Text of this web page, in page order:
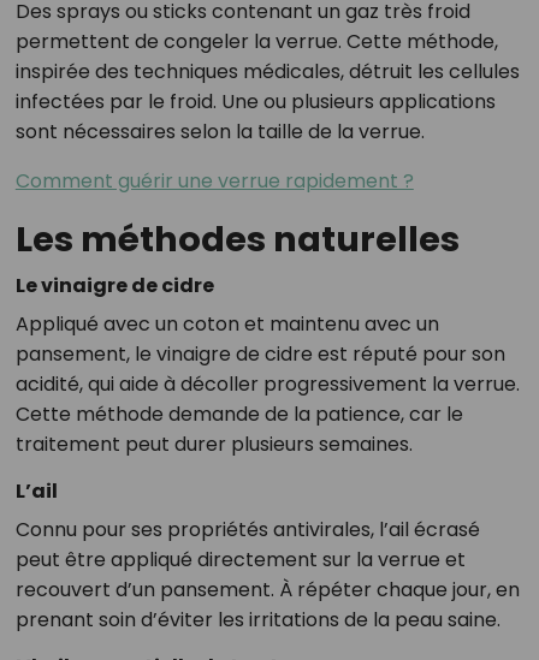
Des sprays ou sticks contenant un gaz très froid
permettent de congeler la verrue. Cette méthode,
inspirée des techniques médicales, détruit les cellules
infectées par le froid. Une ou plusieurs applications
sont nécessaires selon la taille de la verrue.
Comment guérir une verrue rapidement ?
Les méthodes naturelles
Le vinaigre de cidre
Appliqué avec un coton et maintenu avec un
pansement, le vinaigre de cidre est réputé pour son
acidité, qui aide à décoller progressivement la verrue.
Cette méthode demande de la patience, car le
traitement peut durer plusieurs semaines.
L’ail
Connu pour ses propriétés antivirales, l’ail écrasé
peut être appliqué directement sur la verrue et
recouvert d’un pansement. À répéter chaque jour, en
prenant soin d’éviter les irritations de la peau saine.